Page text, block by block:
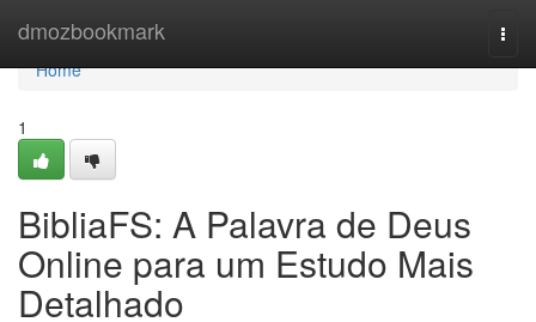
dmozbookmark
Home
Home
1
BibliaFS: A Palavra de Deus
Online para um Estudo Mais
Detalhado